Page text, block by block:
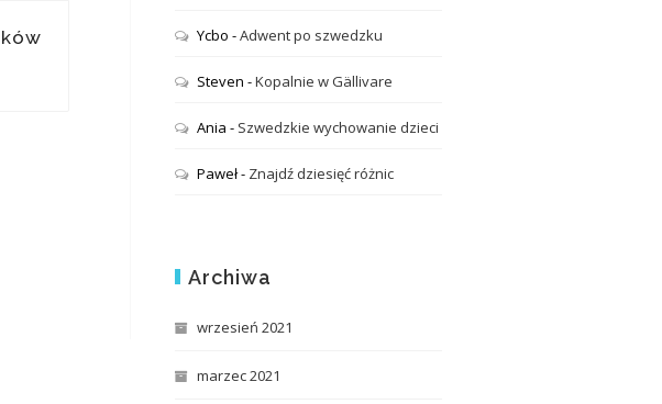
Ycbo -Adwent po szwedzku
Steven -Kopalnie w Gällivare
Ania - Szwedzkie wychowanie dzieci
Paweł- Znajdź dziesięć różnic
Archiwa
wrzesień 2021
marzec 2021